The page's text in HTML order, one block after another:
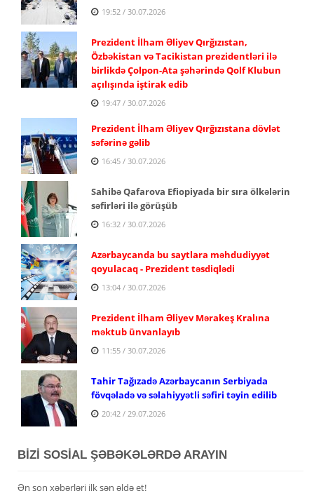
19:52 / 30.07.2026
Prezident İlham Əliyev Qırğızıstan,
Özbəkistan və Tacikistan prezidentləri ilə
birlikdə Çolpon-Ata şəhərində Qolf Klubun
açılışında iştirak edib
19:47 / 30.07.2026
Prezident İlham Əliyev Qırğızıstana dövlət
səfərinə gəlib
16:45 / 30.07.2026
Sahibə Qafarova Efiopiyada bir sıra ölkələrin
səfirləri ilə görüşüb
16:32 / 30.07.2026
Azərbaycanda bu saytlara məhdudiyyət
qoyulacaq - Prezident təsdiqlədi
13:04 / 30.07.2026
Prezident İlham Əliyev Mərakeş Kralına
məktub ünvanlayıb
11:55 / 30.07.2026
Tahir Tağızadə Azərbaycanın Serbiyada
fövqəladə və səlahiyyətli səfiri təyin edilib
20:42 / 29.07.2026
BİZİ SOSİAL ŞƏBƏKƏLƏRDƏ ARAYIN
Ən son xəbərləri ilk sən əldə et!